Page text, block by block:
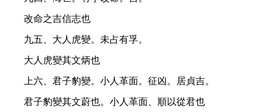
改命之吉信志也
九五、大人虎變。未占有孚。
大人虎變其文炳也
上六、君子豹變。小人革面。征凶。居貞吉。
君子豹變其文蔚也。小人革面、順以從君也